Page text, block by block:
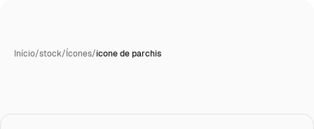
Início/stock/Ícones/ícone de parchis